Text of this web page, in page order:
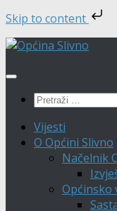
Skip to content
Skip
content
Pretraži:
Vijesti
O Općini Slivno
Načelnik
Općinsko